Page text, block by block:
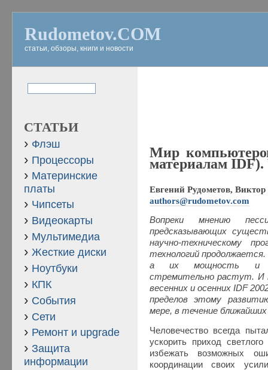
Rudometov.COM
статьи, обзоры, книги и новости
Мир
материалам IDF).
Евгений Рудометов, Виктор
authors@rudometov.com
Вопреки мнению
предсказывающих
научно-техническому
технологий
а их мощность и
стремительно растут. И
весенних и осенних IDF
пределов этому
мере, в течение
Человечество всегда
ускорить приход
избежать возможных
координации своих
СТАТЬИ
Флэш
Процессоры
Материнские
платы
Чипсеты
Видеокарты
Мультимедиа
Жесткие диски
Ноутбуки
КПК
События
Сети
Ремонт и upgrade
Защита
информации